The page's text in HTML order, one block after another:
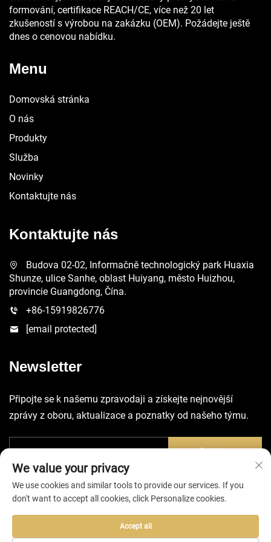
formování, certifikace REACH/CE, více než 20 let
zkušeností s výrobou na zakázku (OEM). Požádejte ještě
dnes o cenovou nabídku.
Menu
Domovská stránka
O nás
Produkty
Služba
Novinky
Kontaktujte nás
Kontaktujte nás
Budova 02-02, Informačně technologický park Huaxia
Shunze, ulice Sanhe, oblast Huiyang, město Huizhou,
provincie Guangdong, Čína.
+86-15919826776
[email protected]
Newsletter
Připojte se k našemu zpravodaji a získejte nejnovější
zprávy z oboru, aktualizace a poznatky od našeho týmu.
Odeslat
We value your privacy
We use cookies and similar tools to provide our services. If you
don't want to accept all cookies, click Personalize cookies.
Accept all